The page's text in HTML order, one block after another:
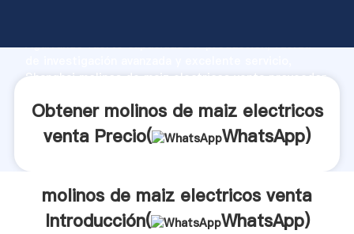
Agarrando fuerte capacidad de producción, fuerza
Shanghai molinos de maiz electricos venta proveedor
Obtener molinos de maiz electricos
venta Precio(
WhatsApp)
molinos de maiz electricos venta
Introducción(
WhatsApp)